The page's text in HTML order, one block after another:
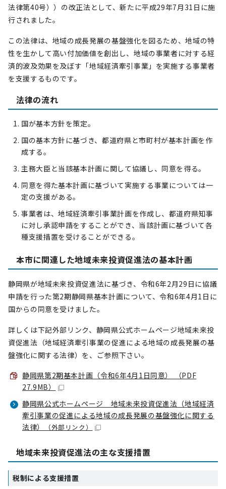
法律第40号））の改正法として、新たに平成29年7月31日に施
行されました。
この法律は、地域の成長発展の基盤強化を図るため、地域の特
性を生かして高い付加価値を創出し、地域の事業者に対する経
済的波及効果を及ぼす「地域経済牽引事業」を実施する事業者
を支援するものです。
法律の流れ
国が基本方針を策定。
国の基本方針に基づき、都道府県と市町村が基本計画を作
成する。
主務大臣と当該基本計画に関して協議し、同意を得る。
同意を得た基本計画に基づいて実施する事業については一
定の支援がある。
事業者は、地域経済牽引事業計画を作成し、都道府県知事
に対し承認申請をすることができ、当該計画に基づいて各
種支援措置を受けることができる。
本市に関連した地域未来投資促進法の基本計画
静岡県が地域未来投資促進法に基づき、令和6年2月29日に協議
申請を行った第2期静岡県基本計画について、令和6年4月1日に
国からの同意を受けました。
詳しくは下記外部リンク、静岡県公式ホームページ地域未来投
資促進法（地域経済牽引事業の促進による地域の成長発展の基
盤強化に関する法律）を、ご参照下さい。
静岡県第2期基本計画（令和6年4月1日同意） （PDF
27.9MB）
静岡県公式ホームページ 地域未来投資促進法（地域経済
牽引事業の促進による地域の成長発展の基盤強化に関する
法律）
（外部リンク）
地域未来投資促進法の主な支援措置
税制による支援措置